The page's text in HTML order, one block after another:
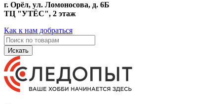
г. Орёл, ул. Ломоносова, д. 6Б
ТЦ "УТЁС", 2 этаж
Как к нам добраться
Искать